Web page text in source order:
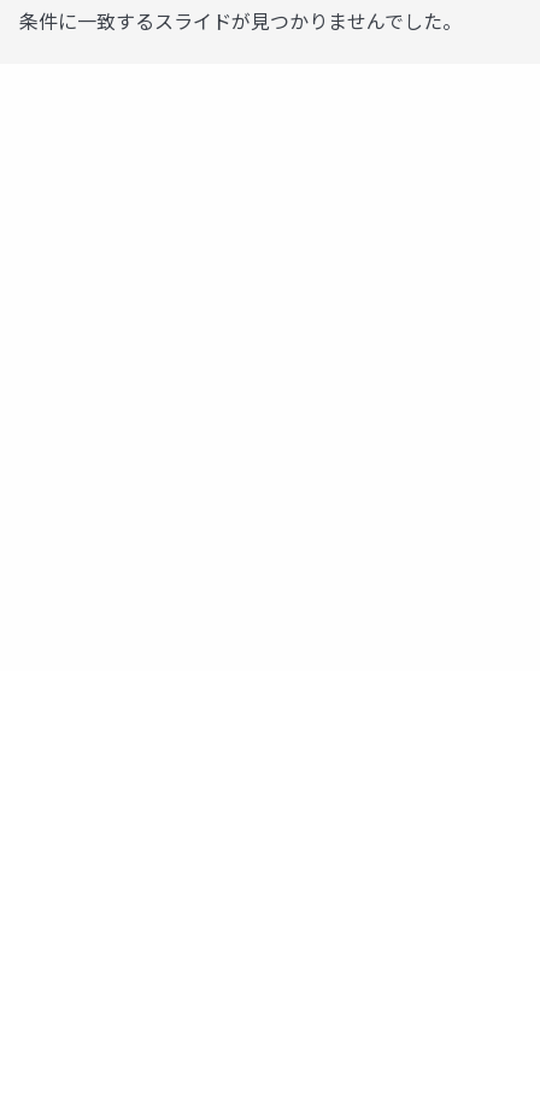
条件に一致するスライドが見つかりませんでした。